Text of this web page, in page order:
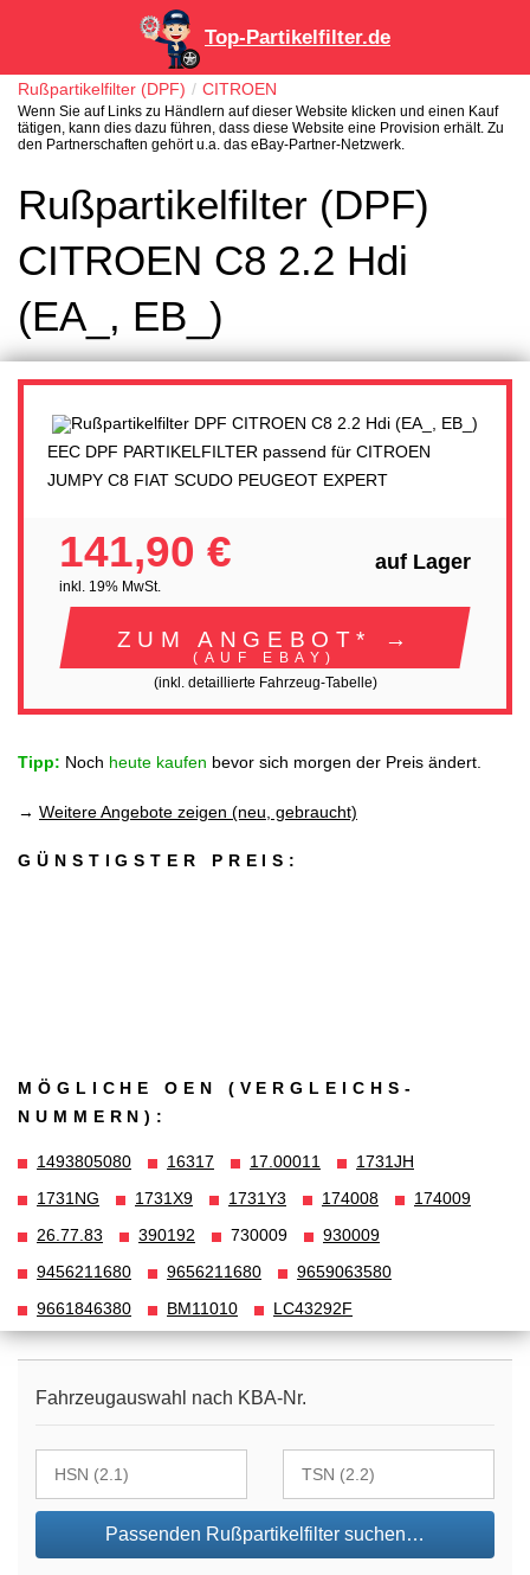
Top-Partikelfilter.de
Rußpartikelfilter (DPF) CITROEN
Wenn Sie auf Links zu Händlern auf dieser Website klicken und einen Kauf
tätigen, kann dies dazu führen, dass diese Website eine Provision erhält. Zu
den Partnerschaften gehört u.a. das eBay-Partner-Netzwerk.
Rußpartikelfilter (DPF)
CITROEN C8 2.2 Hdi
(EA_, EB_)
EEC DPF PARTIKELFILTER passend für CITROEN
JUMPY C8 FIAT SCUDO PEUGEOT EXPERT
141,90 €
inkl. 19% MwSt.
auf Lager
ZUM ANGEBOT* →
(AUF EBAY)
(inkl. detaillierte Fahrzeug-Tabelle)
Tipp: Noch heute kaufen bevor sich morgen der Preis ändert.
→ Weitere Angebote zeigen (neu, gebraucht)
GÜNSTIGSTER PREIS:
MÖGLICHE OEN (VERGLEICHS­
NUMMERN):
1493805080 16317 17.00011
1731JH
1731NG
1731X9 1731Y3 174008
174009
26.77.83
390192 730009
930009
9456211680
9656211680
9659063580
9661846380
BM11010 LC43292F
Fahrzeugauswahl nach KBA-Nr.
Passenden Rußpartikelfilter suchen…